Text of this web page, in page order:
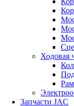
Ходовая
Запчасти JAC